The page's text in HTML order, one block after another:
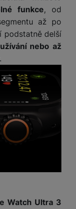
funkce, od
až po
podstatně delší
nebo až
.
Watch Ultra 3